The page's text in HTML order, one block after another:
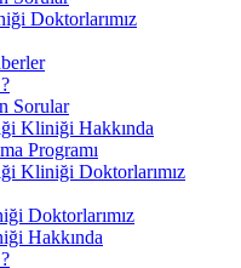
Doktorlarımız
Sorular
Kliniği Hakkında
Programı
Kliniği Doktorlarımız
Doktorlarımız
Hakkında